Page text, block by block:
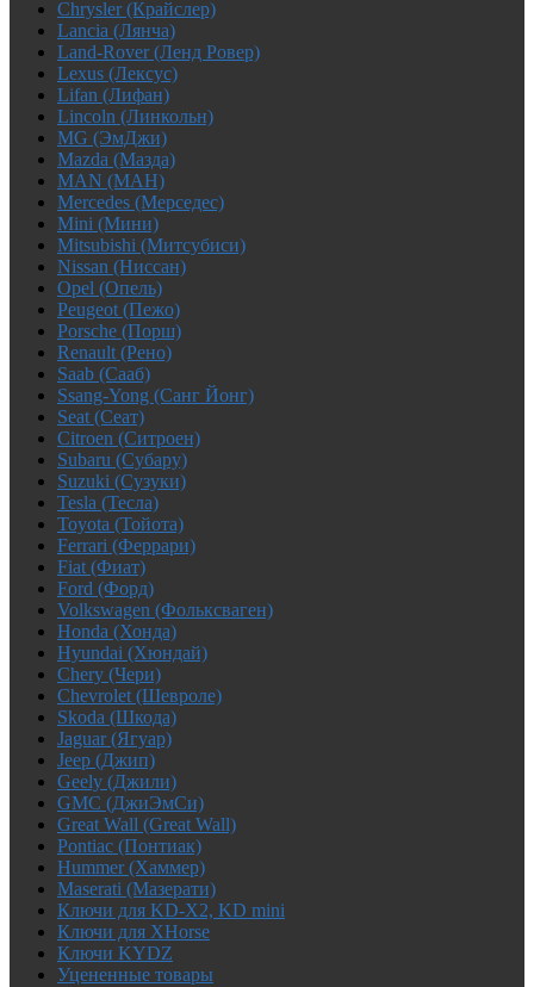
Chrysler (Крайслер)
Lancia (Лянча)
Land-Rover (Ленд Ровер)
Lexus (Лексус)
Lifan (Лифан)
Lincoln (Линкольн)
MG (ЭмДжи)
Mazda (Мазда)
MAN (МАН)
Mercedes (Мерседес)
Mini (Мини)
Mitsubishi (Митсубиси)
Nissan (Ниссан)
Opel (Опель)
Peugeot (Пежо)
Porsche (Порш)
Renault (Рено)
Saab (Сааб)
Ssang-Yong (Санг Йонг)
Seat (Сеат)
Citroen (Ситроен)
Subaru (Субару)
Suzuki (Сузуки)
Tesla (Тесла)
Toyota (Тойота)
Ferrari (Феррари)
Fiat (Фиат)
Ford (Форд)
Volkswagen (Фольксваген)
Honda (Хонда)
Hyundai (Хюндай)
Chery (Чери)
Chevrolet (Шевроле)
Skoda (Шкода)
Jaguar (Ягуар)
Jeep (Джип)
Geely (Джили)
GMC (ДжиЭмСи)
Great Wall (Great Wall)
Pontiac (Понтиак)
Hummer (Хаммер)
Maserati (Мазерати)
Ключи для KD-X2, KD mini
Ключи для XHorse
Ключи KYDZ
Уцененные товары